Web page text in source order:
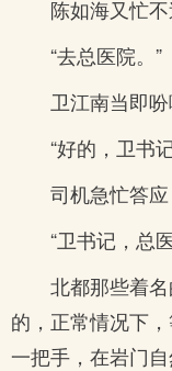
陈如海又忙
“去总医院。”
卫江南当即吩
“好的，卫书
司机急忙答
“卫书记，总
北都那些着
的，正常情况下
一把手，在岩门